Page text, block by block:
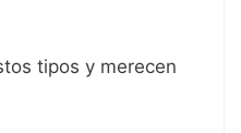
tipos y merecen